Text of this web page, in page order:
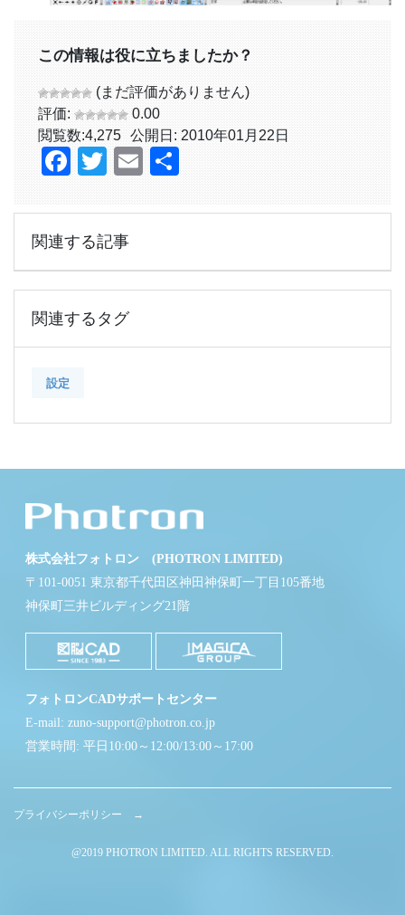
この情報は役に立ちましたか？
(まだ評価がありません)
評価:
0.00
閲覧数:4,275 公開日: 2010年01月22日
Facebook
TwitterEmail
関連する記事
関連するタグ
設定
株式会社フォトロン (PHOTRON LIMITED)
〒101-0051 東京都千代田区神田神保町一丁目105番地
神保町三井ビルディング21階
フォトロンCADサポートセンター
E-mail: zuno-support@photron.co.jp
営業時間: 平日10:00～12:00/13:00～17:00
プライバシーポリシー →
@2019 PHOTRON LIMITED. ALL RIGHTS RESERVED.